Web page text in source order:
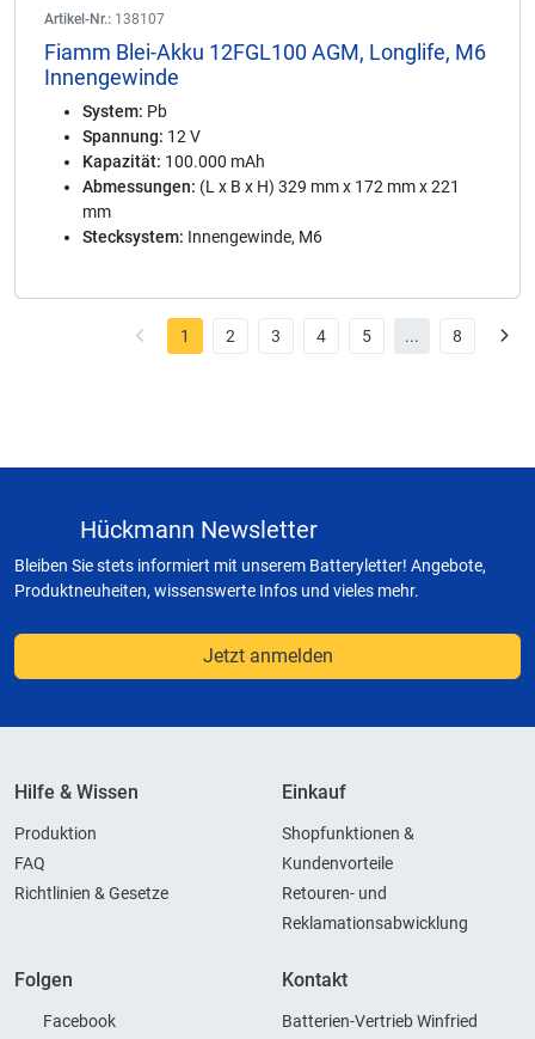
Artikel-Nr.: 138107
Fiamm Blei-Akku 12FGL100 AGM, Longlife, M6
Innengewinde
System: Pb
Spannung: 12 V
Kapazität: 100.000 mAh
Abmessungen: (L x B x H) 329 mm x 172 mm x 221
mm
Stecksystem: Innengewinde, M6
1 2 3 4 5 ... 8
Hückmann Newsletter
Bleiben Sie stets informiert mit unserem Batteryletter! Angebote,
Produktneuheiten, wissenswerte Infos und vieles mehr.
Jetzt anmelden
Hilfe & Wissen
Produktion
FAQ
Richtlinien & Gesetze
Einkauf
Shopfunktionen &
Kundenvorteile
Retouren- und
Reklamationsabwicklung
Folgen
Facebook
Kontakt
Batterien-Vertrieb Winfried